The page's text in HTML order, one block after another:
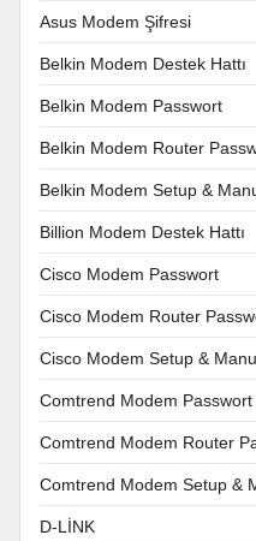
Asus Modem Şifresi
Belkin Modem Destek Hattı
Belkin Modem Passwort
Belkin Modem Router
Belkin Modem Setup &
Billion Modem Destek Hattı
Cisco Modem Passwort
Cisco Modem Router
Cisco Modem Setup &
Comtrend Modem Passwort
Comtrend Modem Router
Comtrend Modem Setup &
D-LİNK